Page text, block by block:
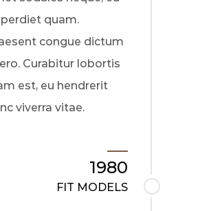
quam.
congue dictum
Curabitur lobortis
est, eu hendrerit
viverra vitae.
1980
FIT MODELS